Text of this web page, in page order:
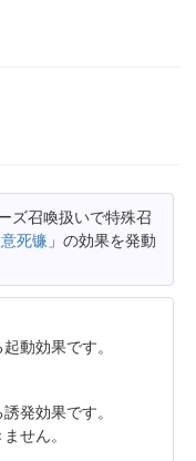
ズ召喚扱いで特殊召
死镰 」の効果を発動
動効果です。
発効果です。
せん。